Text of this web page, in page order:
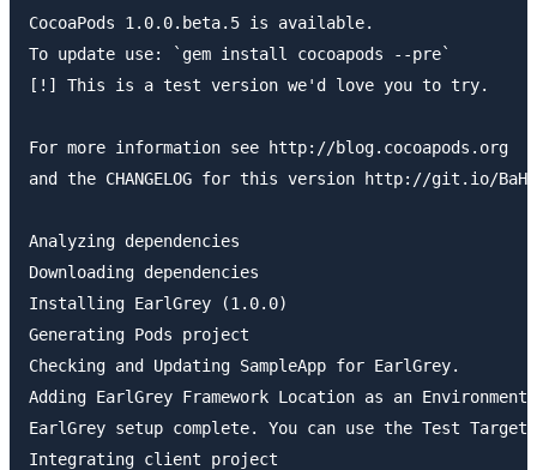
CocoaPods 1.0.0.beta.5 is available.
To update use: `gem install cocoapods --pre`
[!] This is a test version we'd love you to try.
For more information see http://blog.cocoapods.org
and the CHANGELOG for this version http://git.io/
Analyzing dependencies
Downloading dependencies
Installing EarlGrey (1.0.0)
Generating Pods project
Checking and Updating SampleApp for EarlGrey.
Adding EarlGrey Framework Location as an
EarlGrey setup complete. You can use the Test
Integrating client project